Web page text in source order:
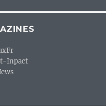
Inpact